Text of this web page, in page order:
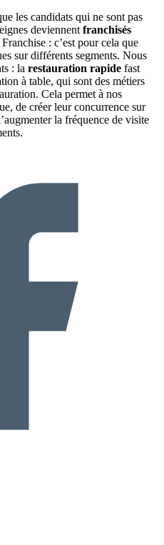
les candidats qui ne sont pas
deviennentfranchisés
: c’est pour cela que
sur différents segments. Nous
: la restauration rapide fast
à table, qui sont des métiers
Cela permet à nos
de créer leur concurrence sur
la fréquence de visite